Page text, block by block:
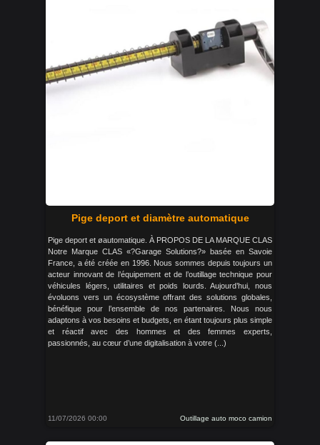
Pige deport et diamètre automatique
Pige deport et øautomatique. À PROPOS DE LA MARQUE CLAS
Notre Marque CLAS «?Garage Solutions?» basée en Savoie
France, a été créée en 1996. Nous sommes depuis toujours un
acteur innovant de l’équipement et de l’outillage technique pour
véhicules légers, utilitaires et poids lourds. Aujourd’hui, nous
évoluons vers un écosystème offrant des solutions globales,
bénéfique pour l’ensemble de nos partenaires. Nous nous
adaptons à vos besoins et budgets, en étant toujours plus simple
et réactif avec des hommes et des femmes experts,
passionnés, au cœur d’une digitalisation à votre (...)
11/07/2026 00:00 Outillage auto moco camion